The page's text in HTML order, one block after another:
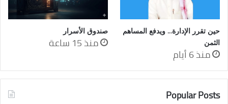
حين تقرر الإدارة… ويدفع المساهم
الثمن
منذ 6 أيام
صندوق الأسرار
منذ 15 ساعة
Popular Posts